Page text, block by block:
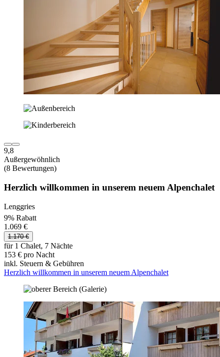
9,8
Außergewöhnlich
(8 Bewertungen)
Herzlich willkommen in unserem neuem Alpenchalet
Lenggries
9% Rabatt
1.069 €
1.170 €
für 1 Chalet, 7 Nächte
153 € pro Nacht
inkl. Steuern & Gebühren
Herzlich willkommen in unserem neuem Alpenchalet